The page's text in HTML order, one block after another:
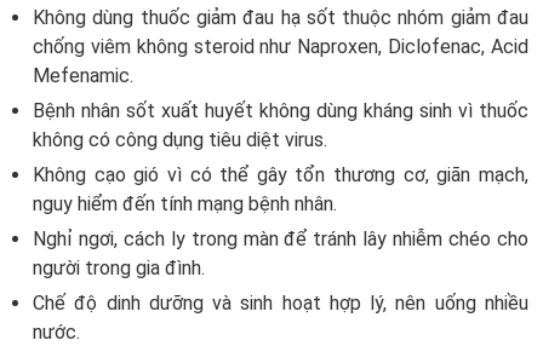
Không dùng thuốc giảm đau hạ sốt thuộc nhóm giảm đau
chống viêm không steroid như Naproxen, Diclofenac, Acid
Mefenamic.
Bệnh nhân sốt xuất huyết không dùng kháng sinh vì thuốc
không có công dụng tiêu diệt virus.
Không cạo gió vì có thể gây tổn thương cơ, giãn mạch,
nguy hiểm đến tính mạng bệnh nhân.
Nghỉ ngơi, cách ly trong màn để tránh lây nhiễm chéo cho
người trong gia đình.
Chế độ dinh dưỡng và sinh hoạt hợp lý, nên uống nhiều
nước.